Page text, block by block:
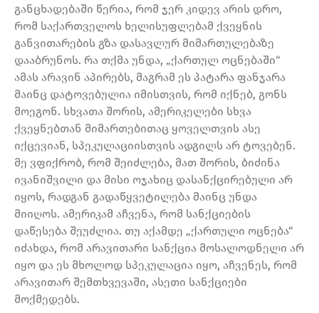
განცხადებაში წერია, რომ ჯერ კიდევ არის დრო,
რომ საქართველოს ხელისუფლებამ ქვეყნის
განვითარების გზა დასავლურ მიმართულებაზე
დააბრუნოს. რა თქმა უნდა, „ქართულ ოცნებაში“
ამას არავინ აპირებს, მაგრამ ეს პატარა ფანჯარა
მაინც დატოვებულია იმისთვის, რომ იქნებ, გონს
მოეგონ. სხვათა შორის, ამერიკელები სხვა
ქვეყნებთან მიმართებითაც ყოველთვის ასე
იქცევიან, სპეკულაციისთვის ადგილს არ ტოვებენ.
მე ვფიქრობ, რომ შეიძლება, მათ შორის, ბიძინა
ივანიშვილი და მისი ოჯახიც დასანქცირებული არ
იყოს, რადგან გადაწყვეტილება მაინც უნდა
მიიღოს. ამერიკამ აჩვენა, რომ სანქციების
დაწესება შეუძლია. თუ აქამდე „ქართული ოცნება“
იძახდა, რომ არავითარი სანქცია მოსალოდნელი არ
იყო და ეს მხოლოდ სპეკულაცია იყო, აჩვენეს, რომ
არავითარ შემთხვევაში, ასეთი სანქციები
მოქმედებს.